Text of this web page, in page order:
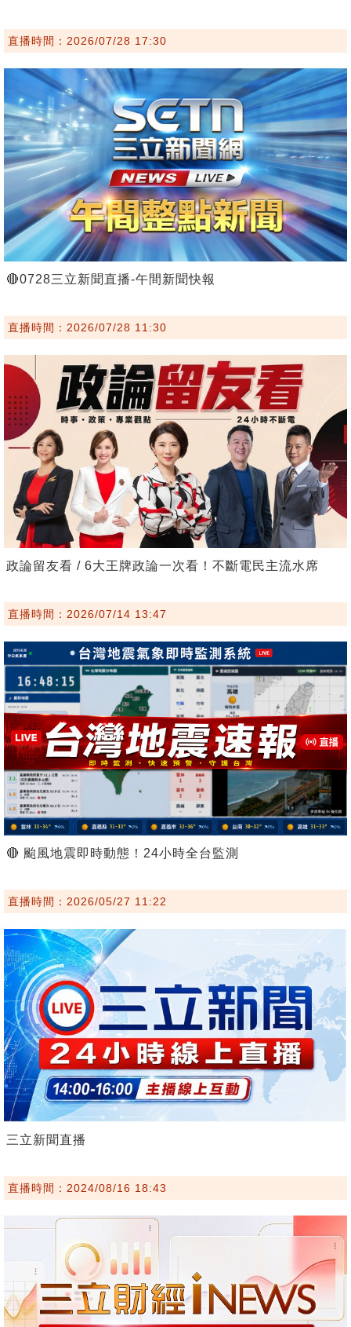
直播時間：2026/07/28 17:30
🔴0728三立新聞直播-午間新聞快報
直播時間：2026/07/28 11:30
政論留友看 / 6大王牌政論一次看！不斷電民主流水席
直播時間：2026/07/14 13:47
🔴 颱風地震即時動態！24小時全台監測
直播時間：2026/05/27 11:22
三立新聞直播
直播時間：2024/08/16 18:43